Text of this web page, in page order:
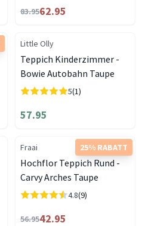
83.9562.95
Little Olly
Teppich Kinderzimmer -
Bowie Autobahn Taupe
5(1)
57.95
25% RABATT
Fraai
Hochflor Teppich Rund -
Carvy Arches Taupe
4.8(9)
56.9542.95